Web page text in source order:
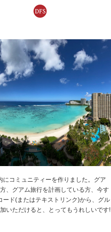
にコミュニティーを作りました。グア
、グアム旅行を計画している方、今す
ード(またはテキストリンク)から、グル
いただけると、とってもうれしいです!